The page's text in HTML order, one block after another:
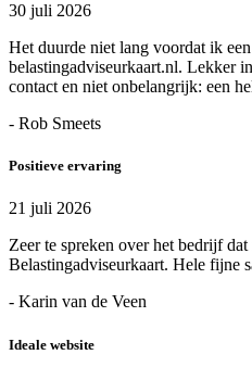
30 juli 2026
Het duurde niet lang voordat ik
belastingadviseurkaart.nl. Lekker
contact en niet onbelangrijk: een
- Rob Smeets
Positieve ervaring
21 juli 2026
Zeer te spreken over het bedrijf
Belastingadviseurkaart. Hele fijne
- Karin van de Veen
Ideale website